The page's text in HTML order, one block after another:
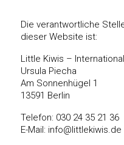
Die verantwortliche
dieser Website ist:
Little Kiwis –
Ursula Piecha
Am Sonnenhügel 1
13591 Berlin
Telefon: 030 24 35 21 36
E-Mail: info@littlekiwis.de